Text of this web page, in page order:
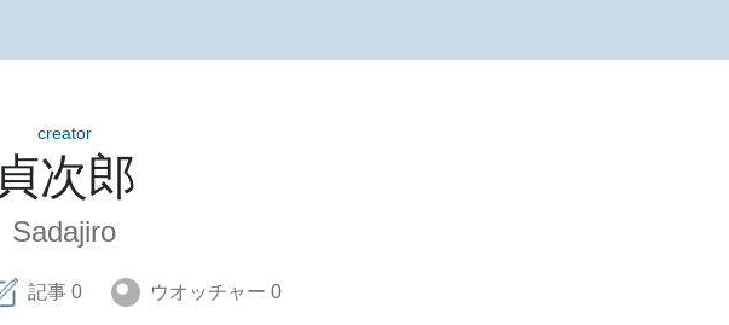
creator
貞次郎
Sadajiro
記事 0 ウオッチャー 0